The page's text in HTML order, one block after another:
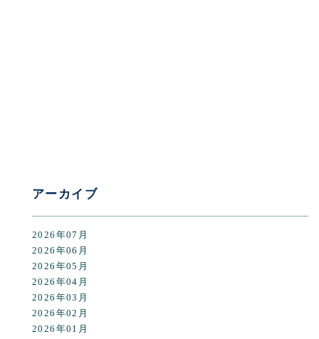
アーカイブ
2026年07月
2026年06月
2026年05月
2026年04月
2026年03月
2026年02月
2026年01月